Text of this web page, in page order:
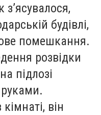
будівлі,
помешкання.
розвідки
підлозі
він